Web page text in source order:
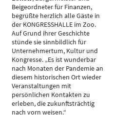
Beigeordneter für Finanzen,
begrüßte herzlich alle Gäste in
der KONGRESSHALLE im Zoo.
Auf Grund ihrer Geschichte
stünde sie sinnbildlich für
Unternehmertum, Kultur und
Kongresse. „Es ist wunderbar
nach Monaten der Pandemie an
diesem historischen Ort wieder
Veranstaltungen mit
persönlichen Kontakten zu
erleben, die zukunftsträchtig
nach vorn weisen.“